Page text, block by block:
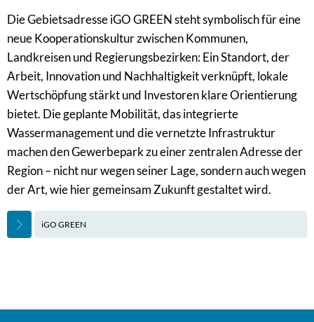
Die Gebietsadresse iGO GREEN steht symbolisch für eine
neue Kooperationskultur zwischen Kommunen,
Landkreisen und Regierungsbezirken: Ein Standort, der
Arbeit, Innovation und Nachhaltigkeit verknüpft, lokale
Wertschöpfung stärkt und Investoren klare Orientierung
bietet. Die geplante Mobilität, das integrierte
Wassermanagement und die vernetzte Infrastruktur
machen den Gewerbepark zu einer zentralen Adresse der
Region – nicht nur wegen seiner Lage, sondern auch wegen
der Art, wie hier gemeinsam Zukunft gestaltet wird.
iGO GREEN